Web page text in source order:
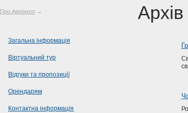
Про Аеромол →
Загальна інформація
Віртуальний тур
Відгуки та пропозиції
Орендарям
Контактна інформація